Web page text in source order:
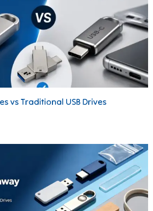
vs Traditional USB Drives